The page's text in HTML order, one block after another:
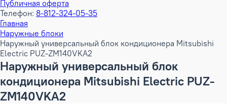
Публичная оферта
Телефон: 8-812-324-05-35
Главная
Наружные блоки
Наружный универсальный блок кондиционера Mitsubishi
Electric PUZ-ZM140VKA2
Наружный универсальный блок
кондиционера Mitsubishi Electric PUZ-
ZM140VKA2